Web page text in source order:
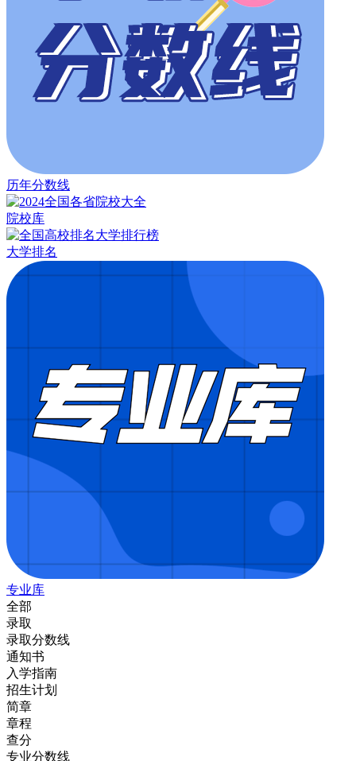
历年分数线
院校库
大学排名
专业库
全部
录取
录取分数线
通知书
入学指南
招生计划
简章
章程
查分
专业分数线